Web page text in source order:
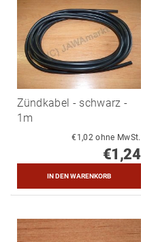
Zündkabel - schwarz -
1m
€1,02 ohne MwSt.
€1,24